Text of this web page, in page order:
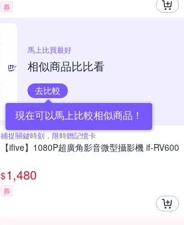
券
馬上比買最好
相似商品比比看
去比較
現在可以馬上比較相似商品！
捕捉關鍵時刻，限時贈記憶卡
【ifive】1080P超廣角影音微型攝影機 if-RV600
$1,480
券